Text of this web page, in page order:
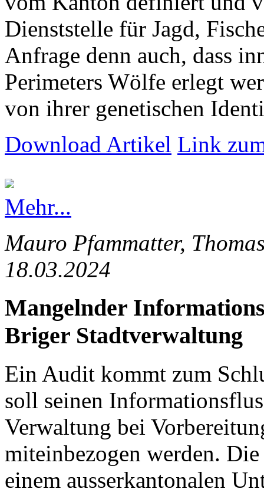
Dienststelle für Jagd,
Anfrage denn auch, dass
Perimeters Wölfe erlegt
von ihrer genetischen
Download Artikel Link
Mehr...
Mauro Pfammatter,
18.03.2024
Mangelnder
Briger Stadtverwaltung
Ein Audit kommt zum
soll seinen
Verwaltung bei
miteinbezogen werden.
einem ausserkantonalen